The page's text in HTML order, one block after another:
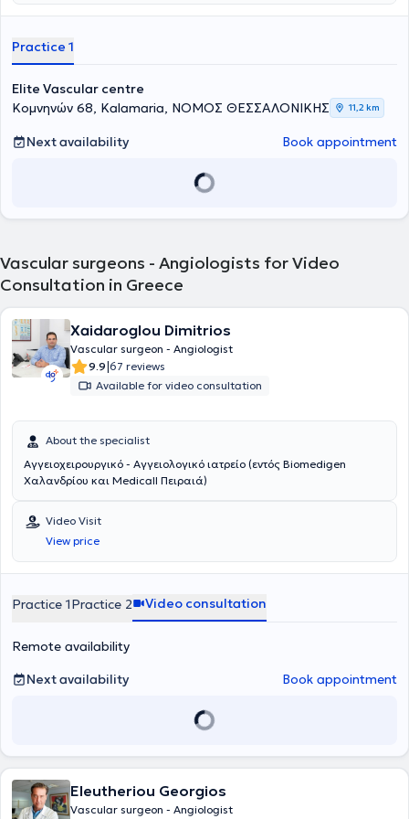
Είναι Πανεπιστημιακός Υπότροφος του Αγγειοχειρουργικού
επιτελώντας χειρουργικό έργο και συμμετέχοντας, παράλληλα,
στην εκπαίδευση των νέων ιατρών. Τέλος, διαθέτει κατάρτιση και
έχει ερευνητική δράση, η οποία αποτυπώνεται στις ακαδημαϊκές
δημοσιεύσεις και ανακοινώσεις σε εγχώρια και διεθνή συνέδρια,
στα οποία συμμετέχει, ενώ αποτελεί μέλος της ευρωπαϊκής
Ελληνικής Αγγειοχειρουργικής Εταιρείας.
Practice 1
Elite Vascular centre
Κομνηνών 68, Kalamaria, ΝΟΜΟΣ ΘΕΣΣΑΛΟΝΙΚΗΣ
11,2 km
Next availability Book appointment
Vascular surgeons - Angiologists for Video
Consultation in Greece
Xaidaroglou Dimitrios
Vascular surgeon - Angiologist
9.9|67 reviews
Available for video consultation
About the specialist
Αγγειοχειρουργικό - Αγγειολογικό ιατρείο (εντός Biomedigen
Χαλανδρίου και Medicall Πειραιά)
Video Visit
View price
Practice 1Practice 2 Video consultation
Remote availability
Next availability
Book appointment
Eleutheriou Georgios
Vascular surgeon - Angiologist